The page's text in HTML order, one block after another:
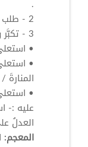
.
2 - طلب العلا والرفعة .
3 - تكبَّر وتعالى .
•
•
المنارةَ
•
عليه :-
العدلُ
المعجم: